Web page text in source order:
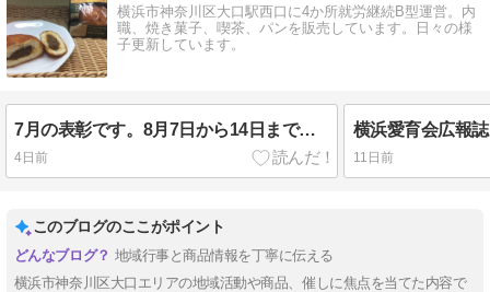
横浜市神奈川区大口駅西口に4か所就労継続B型運営。内
職、焼き菓子、喫茶、パンを販売しています。日々の様
子更新しています。
7月の表彰です。8月7日から14日まで夏季休暇となります。
4日前
横浜愛育会広報
11日前
このブログのここがポイント
地域行事と商品情報を丁寧に伝える
横浜市神奈川区大口エリアの地域活動や商品、催しに焦点を当てた内容で